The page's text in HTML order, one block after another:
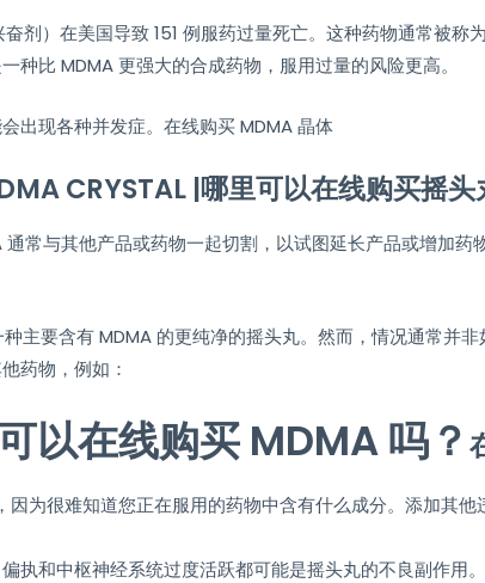
剂）在美国导致 151 例服药过量死亡。这种药物通常被称
种比 MDMA 更强大的合成药物，服用过量的风险更高。
出现各种并发症。在线购买 MDMA 晶体
CRYSTAL |哪里可以在线购买摇头
常与其他产品或药物一起切割，以试图延长产品或增加药
主要含有 MDMA 的更纯净的摇头丸。然而，情况通常并
药物，例如：
以在线购买 MDMA 吗？
为很难知道您正在服用的药物中含有什么成分。添加其
执和中枢神经系统过度活跃都可能是摇头丸的不良副作用